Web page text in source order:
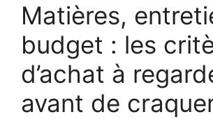
Matières,
budget : les
d’achat à
avant de